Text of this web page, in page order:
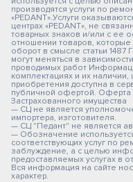
производятся услуги по
«PEDANT».Услуги
центрах «PEDANT», не
товарных знаков и/или с ее
отношении товаров,
оборот в смысле статьи 1487
могут меняться в
проводимых работ
комплектациях и их
приобретения доступна в
публичной офертой. Оферта
Застрахованного имущества
— СЦ не является
импортера, изготовителя.
— СЦ "Педант" не является
— Обозначение
соответствующих услуг по
заблуждение, а с целью
предоставляемых услугах в
Вся информация на сайте
характер.